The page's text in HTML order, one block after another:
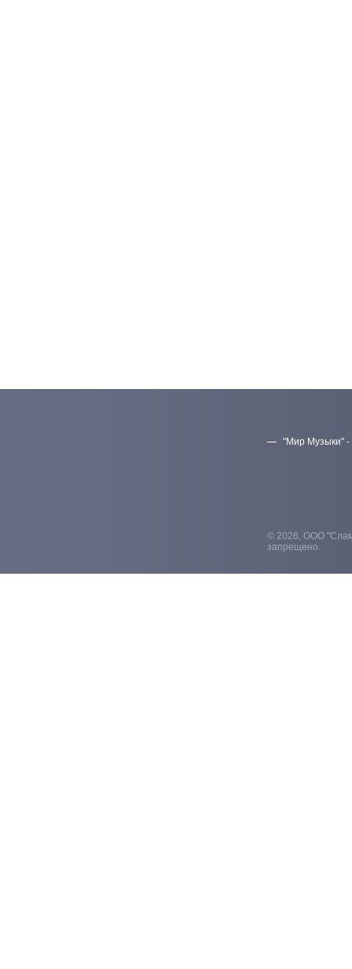
"Мир Музыки" -
© 2026, ООО
запрещено.